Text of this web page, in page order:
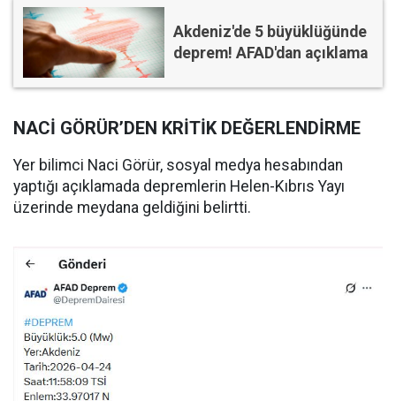
Akdeniz'de 5 büyüklüğünde
deprem! AFAD'dan açıklama
NACİ GÖRÜR’DEN KRİTİK DEĞERLENDİRME
Yer bilimci Naci Görür, sosyal medya hesabından
yaptığı açıklamada depremlerin Helen-Kıbrıs Yayı
üzerinde meydana geldiğini belirtti.